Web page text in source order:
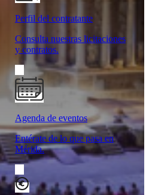
Perfil del contratante
Consulta nuestras licitaciones
y contratos.
Agenda de eventos
Entérate de lo que pasa en
Mérida.